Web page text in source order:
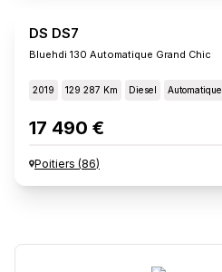
DS DS7
Bluehdi 130 Automatique Grand Chic
2019 129 287 Km Diesel Automatique
17 490 €
Poitiers (86)